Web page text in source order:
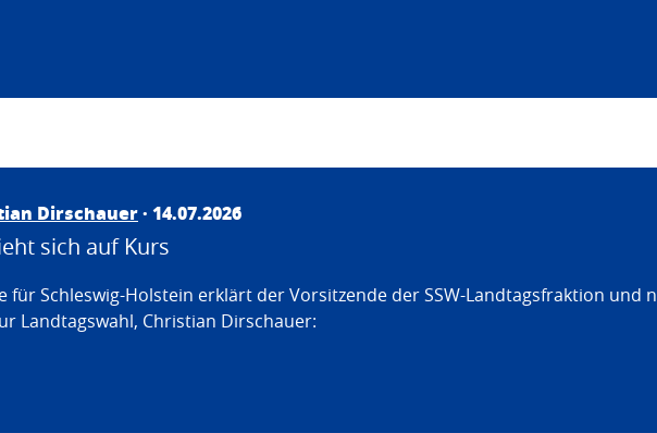
Dirschauer· 14.07.2026
sich auf Kurs
für Schleswig-Holstein erklärt der Vorsitzende der SSW-Landtagsfraktion und
Landtagswahl, Christian Dirschauer: